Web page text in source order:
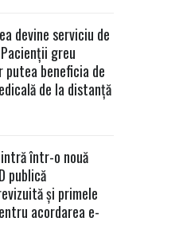
devine serviciu de
greu
putea beneficia de
de la distanță
intră într-o nouă
publică
și primele
acordarea e-